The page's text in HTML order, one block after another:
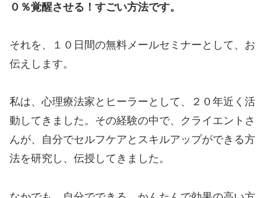
０％覚醒させる！すごい方法です。
それを、１０日間の無料メールセミナーとして、お
伝えします。
私は、心理療法家とヒーラーとして、２０年近く活
動してきました。その経験の中で、クライエントさ
んが、自分でセルフケアとスキルアップができる方
法を研究し、伝授してきました。